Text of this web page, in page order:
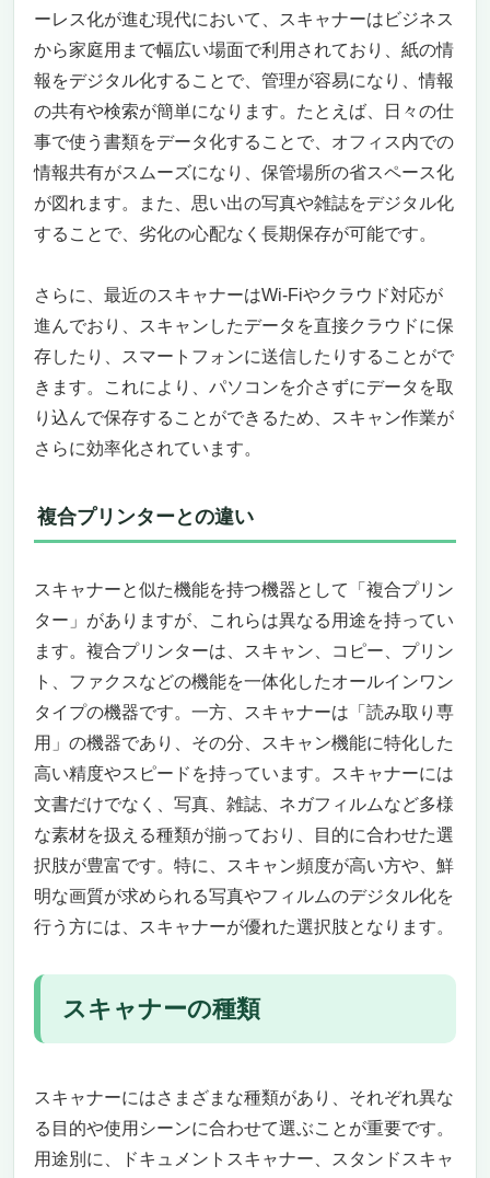
無線通信（Wi-Fi）に対応しているかどうか
対応ファイル形式を確認
原稿自動判別
傾き自動検知
裏写り自動除去
スキャナーの人気メーカー
キヤノン（CANON）
エプソン（EPSON）
スキャナーのおすすめ｜ドキュメントスキャナ
リコー「ScanSnap iX1600」FI-IX1600A
キヤノン「R30」
エプソン DS-C420
エプソン FF-680W
ブラザー ADS-4700W
スキャナーのおすすめ｜スタンドスキャナー・オ
ーバーヘッドスキャナー
アペックス「Aqual」AXSA4L
CZUR「Shine Ultra Pro」
CZUR「Aura S Pro」
DDDCA30001BK
スキャナーのおすすめ｜フラットベッドスキャナ
ー
キヤノン CANOSCANLIDE400
エプソン GT-X830
エプソン「Offirio」DS-50000
サンワサプライ PSC-12UF
エプソン GT-S660
ケンコー・トキナー KFS-14DF
スキャナーのおすすめ｜名刺スキャナー
サンワサプライ PSC-15UB
サンワサプライ PSC-HS2BK
ブラザー「JUSTIO」MDS-940DW
キヤノン「imageFORMULA」DR-P208II
ーレス化が進む現代において、スキャナーはビジネス
から家庭用まで幅広い場面で利用されており、紙の情
報をデジタル化することで、管理が容易になり、情報
の共有や検索が簡単になります。たとえば、日々の仕
事で使う書類をデータ化することで、オフィス内での
情報共有がスムーズになり、保管場所の省スペース化
が図れます。また、思い出の写真や雑誌をデジタル化
することで、劣化の心配なく長期保存が可能です。
さらに、最近のスキャナーはWi-Fiやクラウド対応が
進んでおり、スキャンしたデータを直接クラウドに保
存したり、スマートフォンに送信したりすることがで
きます。これにより、パソコンを介さずにデータを取
り込んで保存することができるため、スキャン作業が
さらに効率化されています。
複合プリンターとの違い
スキャナーと似た機能を持つ機器として「複合プリン
ター」がありますが、これらは異なる用途を持ってい
ます。複合プリンターは、スキャン、コピー、プリン
ト、ファクスなどの機能を一体化したオールインワン
タイプの機器です。一方、スキャナーは「読み取り専
用」の機器であり、その分、スキャン機能に特化した
高い精度やスピードを持っています。スキャナーには
文書だけでなく、写真、雑誌、ネガフィルムなど多様
な素材を扱える種類が揃っており、目的に合わせた選
択肢が豊富です。特に、スキャン頻度が高い方や、鮮
明な画質が求められる写真やフィルムのデジタル化を
行う方には、スキャナーが優れた選択肢となります。
スキャナーの種類
スキャナーにはさまざまな種類があり、それぞれ異な
る目的や使用シーンに合わせて選ぶことが重要です。
用途別に、ドキュメントスキャナー、スタンドスキャ